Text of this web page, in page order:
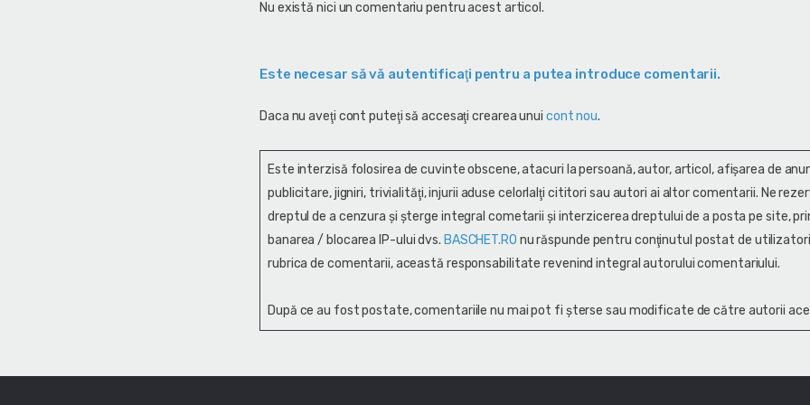
Nu există nici un comentariu pentru acest articol.
Este necesar să vă autentificaţi pentru a putea introduce comentarii.
Daca nu aveţi cont puteţi să accesaţi crearea unui cont nou.
Este interzisă folosirea de cuvinte obscene, atacuri la persoană, autor, articol, afişarea de
publicitare, jigniri, trivialităţi, injurii aduse celorlalţi cititori sau autori ai altor comentarii. Ne
dreptul de a cenzura și şterge integral cometarii și interzicerea dreptului de a posta pe site,
banarea / blocarea IP-ului dvs. BASCHET.RO nu răspunde pentru conţinutul postat de
rubrica de comentarii, această responsabilitate revenind integral autorului comentariului.
După ce au fost postate, comentariile nu mai pot fi șterse sau modificate de către autorii